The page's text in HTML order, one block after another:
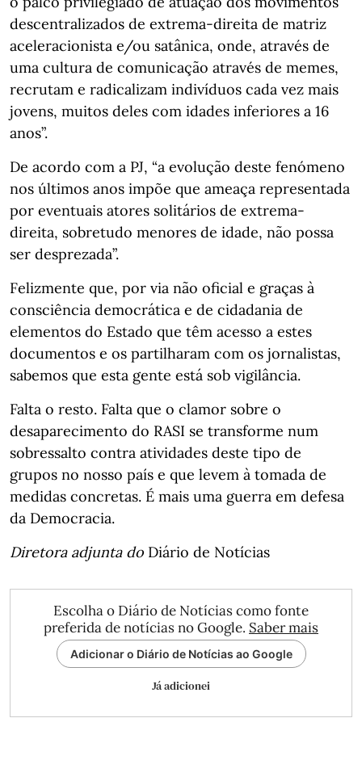
descentralizados de extrema-direita de matriz
aceleracionista e/ou satânica, onde, através de
uma cultura de comunicação através de memes,
recrutam e radicalizam indivíduos cada vez mais
jovens, muitos deles com idades inferiores a 16
anos”.
De acordo com a PJ, “a evolução deste fenómeno
nos últimos anos impõe que ameaça representada
por eventuais atores solitários de extrema-
direita, sobretudo menores de idade, não possa
ser desprezada”.
Felizmente que, por via não oficial e graças à
consciência democrática e de cidadania de
elementos do Estado que têm acesso a estes
documentos e os partilharam com os jornalistas,
sabemos que esta gente está sob vigilância.
Falta o resto. Falta que o clamor sobre o
desaparecimento do RASI se transforme num
sobressalto contra atividades deste tipo de
grupos no nosso país e que levem à tomada de
medidas concretas. É mais uma guerra em defesa
da Democracia.
Diretora adjunta do Diário de Notícias
Escolha o Diário de Notícias como fonte
preferida de notícias no Google. Saber mais
Adicionar o Diário de Notícias ao Google
Já adicionei